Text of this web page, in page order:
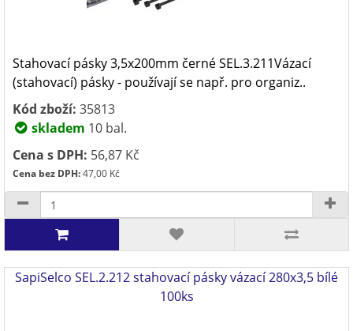
Stahovací pásky 3,5x200mm černé SEL.3.211Vázací
(stahovací) pásky - používají se např. pro organiz..
Kód zboží: 35813
skladem 10 bal.
Cena s DPH: 56,87 Kč
Cena bez DPH:47,00 Kč
SapiSelco SEL.2.212 stahovací pásky vázací 280x3,5 bílé
100ks